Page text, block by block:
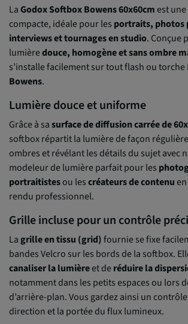
LaGodox Softbox Bowens 60x60cmest
compacte, idéale pour les portraits, photos
interviews et tournages en studio. Conçue
lumièredouce, homogène et sans ombre
s’installe facilement sur tout flash ou torche
Bowens.
Lumière douce et uniforme
Grâce à sasurface de diffusion carrée de
softbox répartit la lumière de façon
ombres et révélant les détails du sujet avec
modeleur de lumière parfait pour les
portraitistesou lescréateurs de contenu
rendu professionnel.
Grille incluse pour un contrôle
Lagrille en tissu (grid)fournie se fixe
bandes Velcro sur les bords de la softbox.
canaliser la lumièreet deréduire la
notamment dans les petits espaces ou lors
d’arrière-plan. Vous gardez ainsi un
direction et la portée du flux lumineux.